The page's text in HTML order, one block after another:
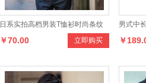
日系实拍高档男装T恤衫时尚条纹
圆领短袖T恤 男士海魂衫立即购买
￥70.00
男式中
毛呢大
￥